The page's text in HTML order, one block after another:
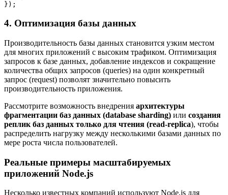
});
4. Оптимизация базы данных
Производительность базы данных становится узким местом
для многих приложений с высоким трафиком. Оптимизация
запросов к базе данных, добавление индексов и сокращение
количества общих запросов (queries) на один конкретный
запрос (request) позволят значительно повысить
производительность приложения.
Рассмотрите возможность внедрения архитектуры
фрагментации баз данных (database sharding) или создания
реплик баз данных только для чтения (read-replica), чтобы
распределить нагрузку между несколькими базами данных по
мере роста числа пользователей.
Реальные примеры масштабируемых
приложений Node.js
Несколько известных компаний используют Node.js для